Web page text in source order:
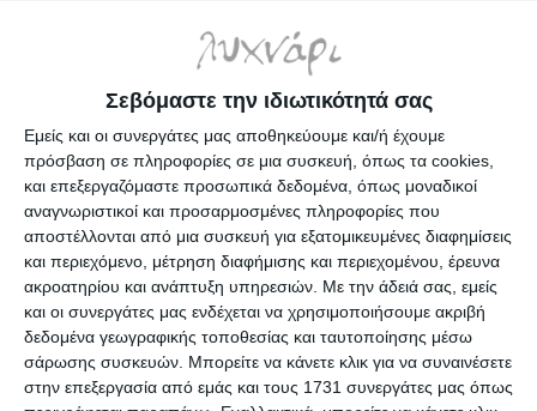
Σεβόμαστε την ιδιωτικότητά σας
Εμείς και οι συνεργάτες μας αποθηκεύουμε και/ή έχουμε
πρόσβαση σε πληροφορίες σε μια συσκευή, όπως τα cookies,
και επεξεργαζόμαστε προσωπικά δεδομένα, όπως μοναδικοί
αναγνωριστικοί και προσαρμοσμένες πληροφορίες που
αποστέλλονται από μια συσκευή για εξατομικευμένες διαφημίσεις
και περιεχόμενο, μέτρηση διαφήμισης και περιεχομένου, έρευνα
ακροατηρίου και ανάπτυξη υπηρεσιών. Με την άδειά σας, εμείς
και οι συνεργάτες μας ενδέχεται να χρησιμοποιήσουμε ακριβή
δεδομένα γεωγραφικής τοποθεσίας και ταυτοποίησης μέσω
σάρωσης συσκευών. Μπορείτε να κάνετε κλικ για να συναινέσετε
στην επεξεργασία από εμάς και τους 1731 συνεργάτες μας όπως
Κατασκευαστές
Ενημερωτικό δελτίο
ΠΛΗΡΟΦΟΡΊΕΣ
Ο ΛΟΓΑΡΙΑΣΜΌΣ ΜΟΥ